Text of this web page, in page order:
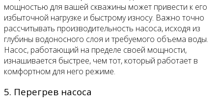
мощностью для вашей скважины может привести к его
избыточной нагрузке и быстрому износу. Важно точно
рассчитывать производительность насоса, исходя из
глубины водоносного слоя и требуемого объема воды.
Насос, работающий на пределе своей мощности,
изнашивается быстрее, чем тот, который работает в
комфортном для него режиме.
5. Перегрев насоса